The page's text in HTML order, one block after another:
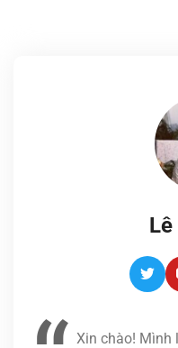
Lê
Xin chào! Mình